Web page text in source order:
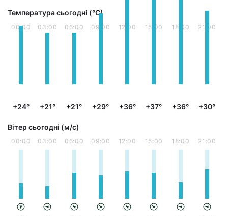
Температура сьогодні (°С)
00:00
+24°
03:00
+21°
06:00
+21°
09:00
+29°
12:00
+36°
15:00
+37°
18:00
+36°
21:00
+30°
Вітер сьогодні (м/с)
00:00 03:00 06:00 09:00 12:00 15:00 18:00 21:00